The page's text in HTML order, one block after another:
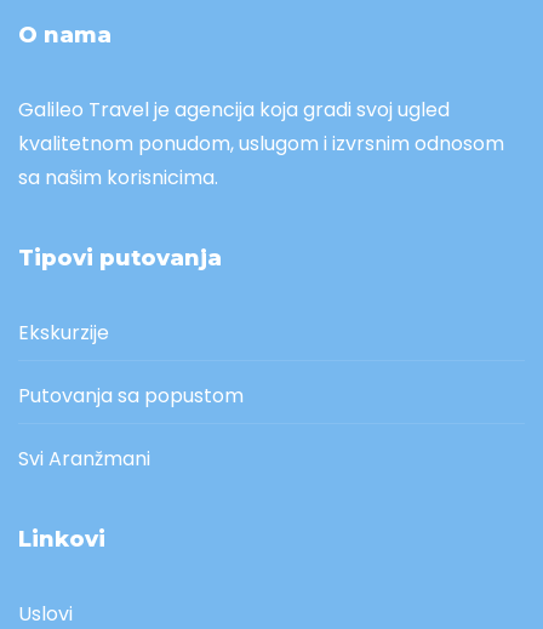
O nama
Galileo Travel je agencija koja gradi svoj ugled
kvalitetnom ponudom, uslugom i izvrsnim odnosom
sa našim korisnicima.
Tipovi putovanja
Ekskurzije
Putovanja sa popustom
Svi Aranžmani
Linkovi
Uslovi